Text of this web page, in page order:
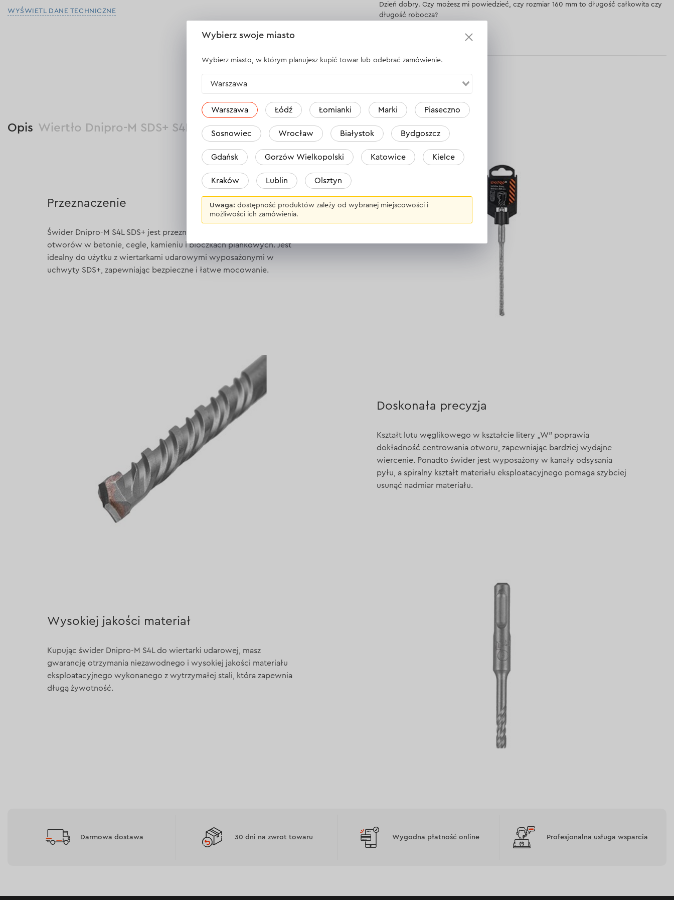
WYŚWIETL DANE TECHNICZNE
Dzień dobry. Czy możesz mi powiedzieć, czy rozmiar 160 mm to długość całkowita czy
długość robocza?
1 odpowiedź
Opis Wiertło Dnipro-M SDS+ S4L (6 mm) 160 mm
Przeznaczenie
Świder Dnipro-M S4L SDS+ jest przeznaczony do wiercenia
otworów w betonie, cegle, kamieniu i bloczkach piankowych. Jest
idealny do użytku z wiertarkami udarowymi wyposażonymi w
uchwyty SDS+, zapewniając bezpieczne i łatwe mocowanie.
Doskonała precyzja
Kształt lutu węglikowego w kształcie litery „W” poprawia
dokładność centrowania otworu, zapewniając bardziej wydajne
wiercenie. Ponadto świder jest wyposażony w kanały odsysania
pyłu, a spiralny kształt materiału eksploatacyjnego pomaga szybciej
usunąć nadmiar materiału.
Wysokiej jakości materiał
Kupując świder Dnipro-M S4L do wiertarki udarowej, masz
gwarancję otrzymania niezawodnego i wysokiej jakości materiału
eksploatacyjnego wykonanego z wytrzymałej stali, która zapewnia
długą żywotność.
Darmowa dostawa 30 dni na zwrot towaru Wygodna płatność online Profesjonalna usługa wsparcia
Wybierz swoje miasto
Wybierz miasto, w którym planujesz kupić towar lub odebrać zamówienie.
Warszawa
Warszawa Łódź Łomianki Marki Piaseczno
Sosnowiec Wrocław Białystok Bydgoszcz
Gdańsk Gorzów Wielkopolski Katowice Kielce
Kraków Lublin Olsztyn
Uwaga: dostępność produktów zależy od wybranej miejscowości i
możliwości ich zamówienia.